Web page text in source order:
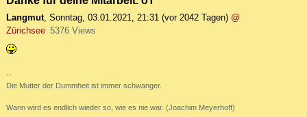
Langmut, Sonntag, 03.01.2021, 21:31 (vor 2042 Tagen) @
Zürichsee 5376 Views
--
Die Mutter der Dummheit ist immer schwanger.
Wann wird es endlich wieder so, wie es nie war. (Joachim Meyerhoff)